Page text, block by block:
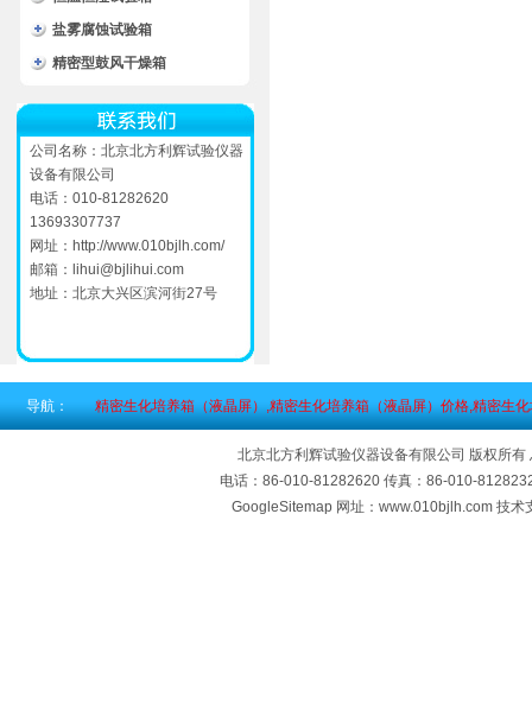
盐雾腐蚀试验箱
精密型鼓风干燥箱
公司名称：北京北方利辉试验仪器
设备有限公司
电话：010-81282620
13693307737
网址： http://www.010bjlh.com/
邮箱： lihui@bjlihui.com
地址：北京大兴区滨河街27号
导航： 精密生化培养箱（液晶屏）,精密生化培养箱（液晶屏）价格,精密生
北京北方利辉试验仪器设备有限公司 版权所有
电话：86-010-81282620 传真：86-010-
GoogleSitemap 网址：www.010bjlh.com 技